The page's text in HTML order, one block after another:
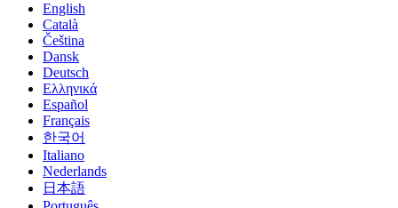
English
Català
Čeština
Dansk
Deutsch
Ελληνικά
Español
Français
한국어
Italiano
Nederlands
日本語